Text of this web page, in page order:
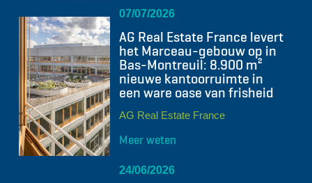
07/07/2026
AG Real Estate France levert
het Marceau-gebouw op in
Bas-Montreuil: 8.900 m²
nieuwe kantoorruimte in
een ware oase van frisheid
AG Real Estate France
Meer weten
24/06/2026